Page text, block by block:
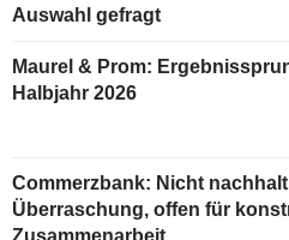
Auswahl gefragt
Maurel & Prom:
Halbjahr 2026
Commerzbank: Nicht
Überraschung, offen für